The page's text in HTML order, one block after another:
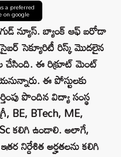
a preferred
on google
న్యూస్. బ్యాంక్ ఆఫ్ బరోడా
సెక్యూరిటీ రిస్క్ మొదలైన
చేసింది. ఈ రిక్రూట్ మెంట్
ఈ పోస్టులకు
పొందిన విద్యా సంస్థ
BE, BTech, ME,
కలిగి ఉండాలి. అలాగే,
నిర్దేశిత అర్హతలను కలిగి